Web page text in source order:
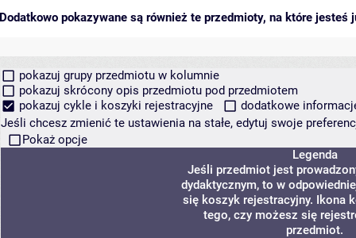
Dodatkowo pokazywane są również te przedmioty, na które jesteś
pokazuj grupy przedmiotu w kolumnie
pokazuj skrócony opis przedmiotu pod przedmiotem
pokazuj cykle i koszyki rejestracyjne
dodatkowe
Jeśli chcesz zmienić te ustawienia na stałe, edytuj swoje
Pokaż opcje
Legenda
Jeśli przedmiot jest
dydaktycznym, to w
się koszyk rejestracyjny. Ikona
tego, czy możesz się
przedmiot.